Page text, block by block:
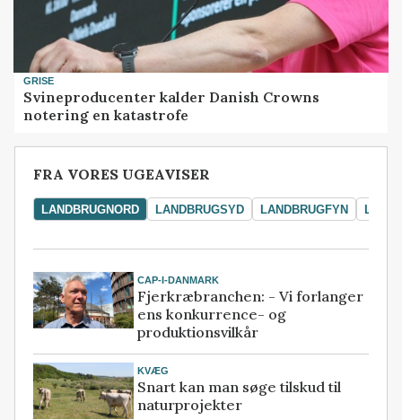
GRISE
Svineproducenter kalder Danish Crowns
notering en katastrofe
FRA VORES UGEAVISER
LANDBRUGNORD LANDBRUGSYD LANDBRUGFYN
CAP-I-DANMARK
Fjerkræbranchen: - Vi forlanger
ens konkurrence- og
produktionsvilkår
KVÆG
Snart kan man søge tilskud til
naturprojekter